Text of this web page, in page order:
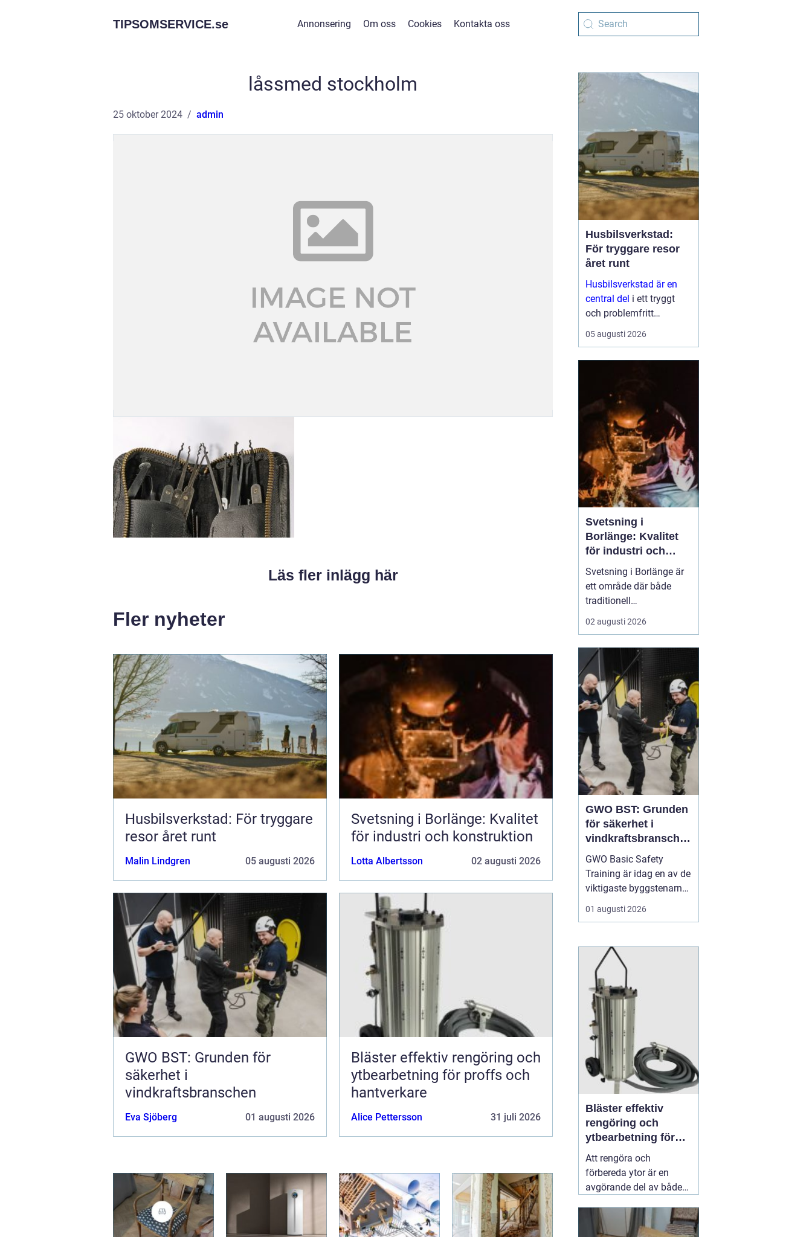
TIPSOMSERVICE.se Annonsering Om oss Cookies Kontakta oss
låssmed stockholm
25 oktober 2024 admin
Läs fler inlägg här
Fler nyheter
Husbilsverkstad: För tryggare
resor året runt
Malin Lindgren 05 augusti 2026
Svetsning i Borlänge: Kvalitet
för industri och konstruktion
Lotta Albertsson 02 augusti 2026
GWO BST: Grunden för
säkerhet i
vindkraftsbranschen
Eva Sjöberg 01 augusti 2026
Bläster effektiv rengöring och
ytbearbetning för proffs och
hantverkare
Alice Pettersson 31 juli 2026
Husbilsverkstad:
För tryggare resor
året runt
Husbilsverkstad är en
central del i ett tryggt
och problemfritt
husbilsliv. När en husbil
används som både
05 augusti 2026
Svetsning i
Borlänge: Kvalitet
för industri och
konstruktion
Svetsning i Borlänge är
ett område där både
traditionell
verkstadsindustri och
moderna
möts. I takt med att
kraven på hållbara
lösningar och hög
produktionssäkerhet ö...
02 augusti 2026
GWO BST: Grunden
för säkerhet i
vindkraftsbransche
n
GWO Basic Safety
Training är idag en av de
viktigaste byggstenarna
för alla som vill arbeta
professionellt inom
skapar en gemensam
säkerhetsnivå i en
bransch där jobbet ofta
sker långt frå...
01 augusti 2026
Bläster effektiv
rengöring och
ytbearbetning för
proffs och
hantverkare
Att rengöra och
förbereda ytor är en
avgörande del av både
renovering. Färg, rost,
smuts och gamla